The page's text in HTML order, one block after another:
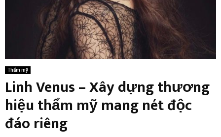
Thẩm mỹ
Linh Venus – Xây dựng thương
hiệu thẩm mỹ mang nét độc
đáo riêng